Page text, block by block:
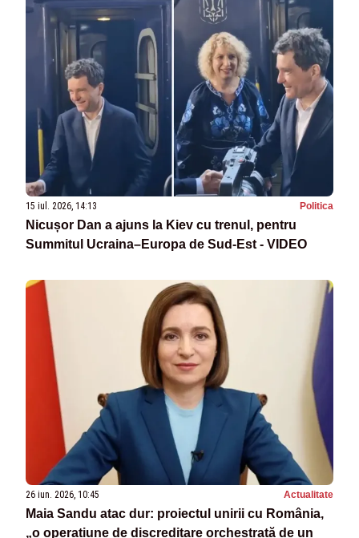
15 iul. 2026, 14:13 Politica
Nicușor Dan a ajuns la Kiev cu trenul, pentru
Summitul Ucraina–Europa de Sud-Est - VIDEO
26 iun. 2026, 10:45 Actualitate
Maia Sandu atac dur: proiectul unirii cu România,
„o operațiune de discreditare orchestrată de un